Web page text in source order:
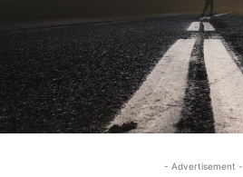
- Advertisement -